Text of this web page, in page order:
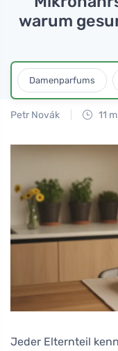
warum
Damenparfums
Petr Novák 11
Jeder Elternteil